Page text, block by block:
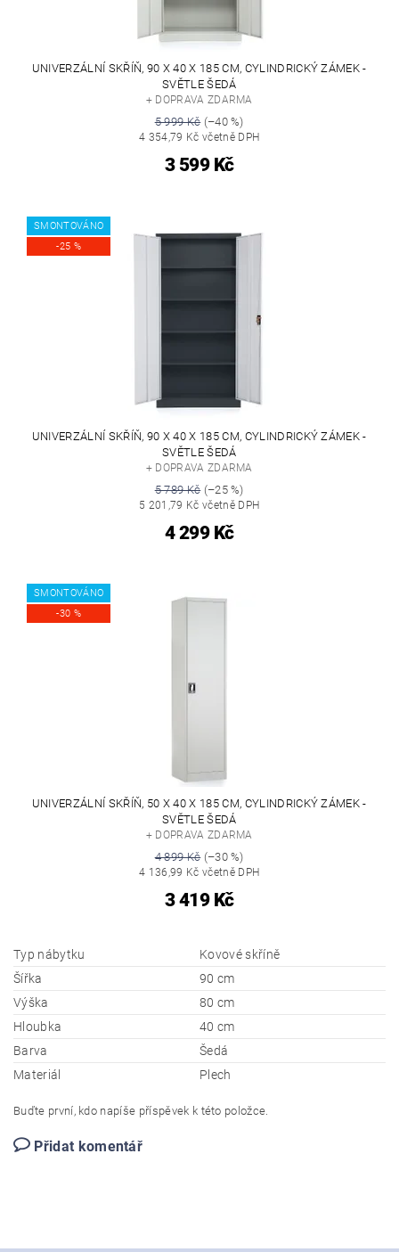
UNIVERZÁLNÍ SKŘÍŇ, 90 X 40 X 185 CM, CYLINDRICKÝ ZÁMEK -
SVĚTLE ŠEDÁ
+ DOPRAVA ZDARMA
5 999 Kč(–40 %)
4 354,79 Kč včetně DPH
3 599 Kč
SMONTOVÁNO
-25 %
UNIVERZÁLNÍ SKŘÍŇ, 90 X 40 X 185 CM, CYLINDRICKÝ ZÁMEK -
SVĚTLE ŠEDÁ
+ DOPRAVA ZDARMA
5 789 Kč(–25 %)
5 201,79 Kč včetně DPH
4 299 Kč
SMONTOVÁNO
-30 %
UNIVERZÁLNÍ SKŘÍŇ, 50 X 40 X 185 CM, CYLINDRICKÝ ZÁMEK -
SVĚTLE ŠEDÁ
+ DOPRAVA ZDARMA
4 899 Kč(–30 %)
4 136,99 Kč včetně DPH
3 419 Kč
Typ nábytku
Kovové skříně
Šířka
90 cm
Výška
80 cm
Hloubka
40 cm
Barva
Šedá
Materiál
Plech
Buďte první, kdo napíše příspěvek k této položce.
Přidat komentář